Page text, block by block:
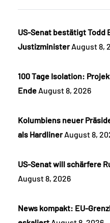
US-Senat bestätigt Todd
Justizminister August 8,
100 Tage Isolation:
Ende August 8, 2026
Kolumbiens neuer
als Hardliner August 8,
US-Senat will schärfere
August 8, 2026
News kompakt: EU-